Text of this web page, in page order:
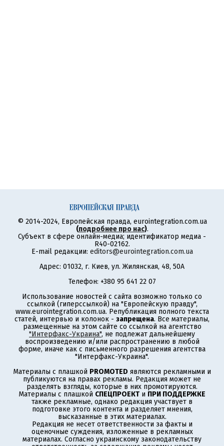
© 2014-2024, Европейская правда, eurointegration.com.ua
(подробнее про нас).
Субъект в сфере онлайн-медиа; идентификатор медиа -
R40-02162.
E-mail редакции: editors@eurointegration.com.ua
Адрес: 01032, г. Киев, ул. Жилянская, 48, 50А
Телефон: +380 95 641 22 07
Использование новостей с сайта возможно только со
ссылкой (гиперссылкой) на "Европейскую правду",
www.eurointegration.com.ua. Републикация полного текста
статей, интервью и колонок - запрещена. Все материалы,
размещенные на этом сайте со ссылкой на агентство
"Интерфакс-Украина", не подлежат дальнейшему
воспроизведению и/или распространению в любой
форме, иначе как с письменного разрешения агентства
"Интерфакс-Украина".
Материалы с плашкой PROMOTED являются рекламными и
публикуются на правах рекламы. Редакция может не
разделять взгляды, которые в них промотируются.
Материалы с плашкой СПЕЦПРОЕКТ и ПРИ ПОДДЕРЖКЕ
также рекламные, однако редакция участвует в
подготовке этого контента и разделяет мнения,
высказанные в этих материалах.
Редакция не несет ответственности за факты и
оценочные суждения, изложенные в рекламных
материалах. Согласно украинскому законодательству